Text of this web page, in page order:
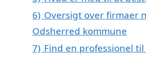
6) Oversigt over firmaer
Odsherred kommune
7) Find en professionel